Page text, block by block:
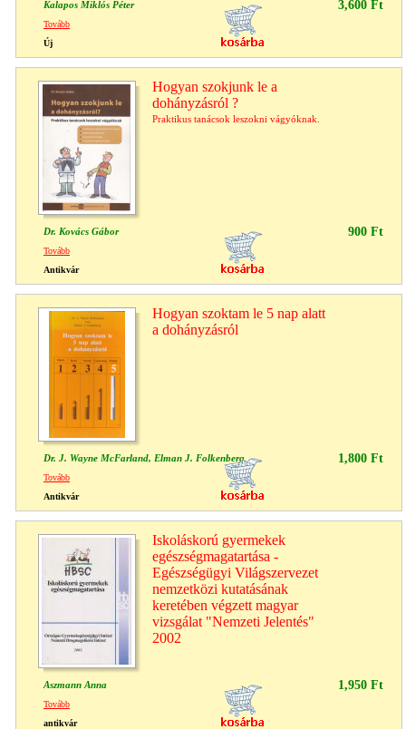
Kalapos Miklós Péter 3,600 Ft
Tovább
Új
Hogyan szokjunk le a
dohányzásról ?
Praktikus tanácsok leszokni vágyóknak.
Dr. Kovács Gábor 900 Ft
Tovább
Antikvár
Hogyan szoktam le 5 nap alatt
a dohányzásról
Dr. J. Wayne McFarland, Elman J. Folkenberg 1,800 Ft
Tovább
Antikvár
Iskoláskorú gyermekek
egészségmagatartása -
Egészségügyi Világszervezet
nemzetközi kutatásának
keretében végzett magyar
vizsgálat "Nemzeti Jelentés"
2002
Aszmann Anna 1,950 Ft
Tovább
antikvár